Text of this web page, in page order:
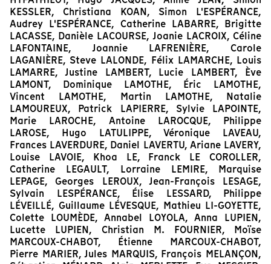
KESSLER, Christiana KOAN, Simon L'ESPÉRANCE,
Audrey L'ESPÉRANCE, Catherine LABARRE, Brigitte
LACASSE, Danièle LACOURSE, Joanie LACROIX, Céline
LAFONTAINE, Joannie LAFRENIÈRE, Carole
LAGANIÈRE, Steve LALONDE, Félix LAMARCHE, Louis
LAMARRE, Justine LAMBERT, Lucie LAMBERT, Ève
LAMONT, Dominique LAMOTHE, Éric LAMOTHE,
Vincent LAMOTHE, Martin LAMOTHE, Natalie
LAMOUREUX, Patrick LAPIERRE, Sylvie LAPOINTE,
Marie LAROCHE, Antoine LAROCQUE, Philippe
LAROSE, Hugo LATULIPPE, Véronique LAVEAU,
Frances LAVERDURE, Daniel LAVERTU, Ariane LAVERY,
Louise LAVOIE, Khoa LE, Franck LE COROLLER,
Catherine LEGAULT, Lorraine LEMIRE, Marquise
LEPAGE, Georges LEROUX, Jean-François LESAGE,
Sylvain LESPÉRANCE, Élise LESSARD, Philippe
LÉVEILLÉ, Guillaume LÉVESQUE, Mathieu LI-GOYETTE,
Colette LOUMÈDE, Annabel LOYOLA, Anna LUPIEN,
Lucette LUPIEN, Christian M. FOURNIER, Moïse
MARCOUX-CHABOT, Étienne MARCOUX-CHABOT,
Pierre MARIER, Jules MARQUIS, François MELANÇON,